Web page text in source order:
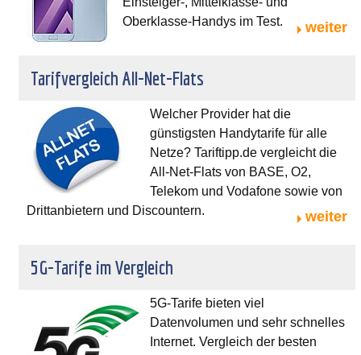
Oberklasse-Handys im Test.
weiter
Tarifvergleich All-Net-Flats
Welcher Provider hat die
günstigsten Handytarife für alle
Netze? Tariftipp.de vergleicht die
All-Net-Flats von BASE, O2,
Telekom und Vodafone sowie von
Drittanbietern und Discountern.
weiter
5G-Tarife im Vergleich
5G-Tarife bieten viel
Datenvolumen und sehr schnelles
Internet. Vergleich der besten